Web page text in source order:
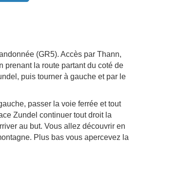
(GR5). Accès par Thann,
prenant la route partant du coté de
puis tourner à gauche et par le
passer la voie ferrée et tout
Zundel continuer tout droit la
au but. Vous allez découvrir en
Plus bas vous apercevez la